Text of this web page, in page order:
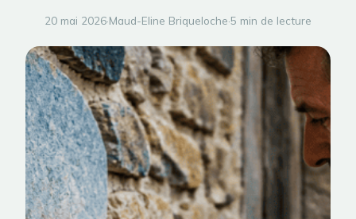
20 mai 2026·Maud-Eline Briqueloche·5 min de lecture